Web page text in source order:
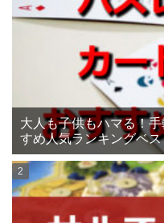
大人も子供もハマる！
すめ人気ランキングベス